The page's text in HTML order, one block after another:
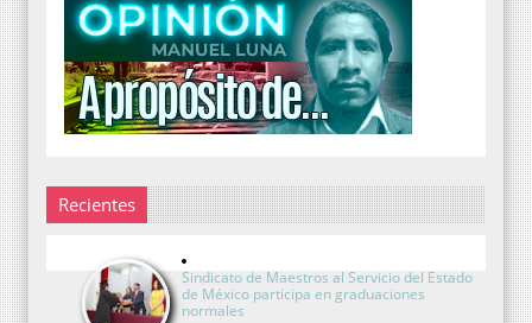
Recientes
Sindicato de Maestros al Servicio del Estado
de México participa en graduaciones
normales